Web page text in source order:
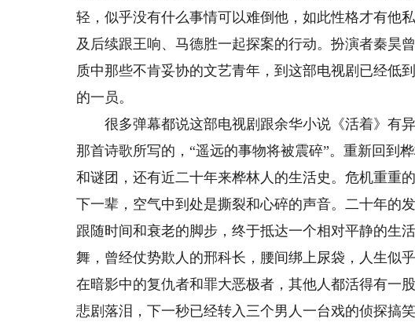
轻，似乎没有什么事情可以难倒他，如此性格才有他
及后续跟王响、马德胜一起探案的行动。扮演者秦昊
质中那些不肯妥协的文艺青年，到这部电视剧已经低
的一员。
很多弹幕都说这部电视剧跟余华小说《活着》有
那首诗歌所写的，“遥远的事物将被震碎”。重新回到
和谜团，还有近二十年来桦林人的生活史。危机重重
下一辈，空气中到处是撕裂和心碎的声音。二十年的
跟随时间和衰老的脚步，终于抵达一个相对平静的生
舞，曾经仗势欺人的邢科长，腰间绑上尿袋，人生似
在暗影中的复仇者和罪大恶极者，其他人都活得有一
悲剧落泪，下一秒已经转入三个男人一台戏的侦探搞